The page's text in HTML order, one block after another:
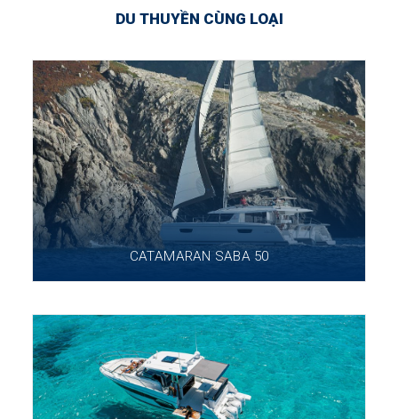
DU THUYỀN CÙNG LOẠI
CATAMARAN SABA 50